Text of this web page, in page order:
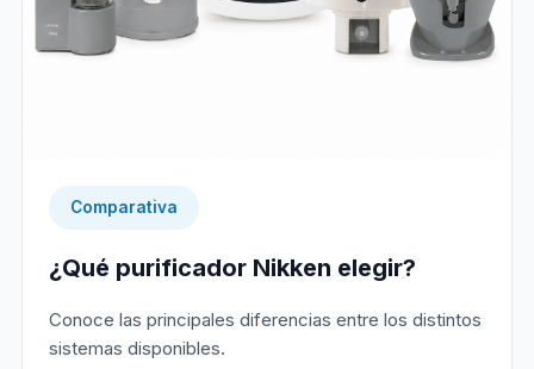
Comparativa
¿Qué purificador Nikken elegir?
Conoce las principales diferencias entre los distintos
sistemas disponibles.